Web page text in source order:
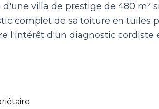
villa de prestige de 480 m²
complet de sa toiture en tuiles
l'intérêt d'un diagnostic cordiste